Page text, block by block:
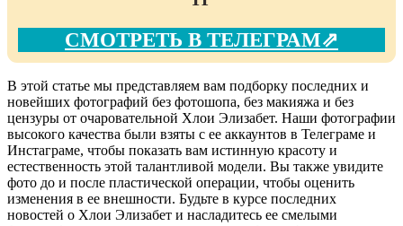
СМОТРЕТЬ В ТЕЛЕГРАМ⇗
В этой статье мы представляем вам подборку последних и
новейших фотографий без фотошопа, без макияжа и без
цензуры от очаровательной Хлои Элизабет. Наши фотографии
высокого качества были взяты с ее аккаунтов в Телеграме и
Инстаграме, чтобы показать вам истинную красоту и
естественность этой талантливой модели. Вы также увидите
фото до и после пластической операции, чтобы оценить
изменения в ее внешности. Будьте в курсе последних
новостей о Хлои Элизабет и насладитесь ее смелыми